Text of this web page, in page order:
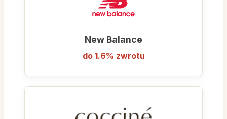
New Balance
do 1.6% zwrotu